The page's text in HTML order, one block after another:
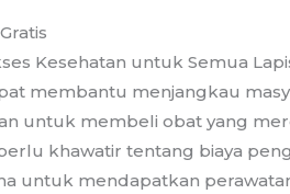
Kesehatan untuk Semua
membantu menjangkau
untuk membeli obat yang
khawatir tentang biaya
untuk mendapatkan